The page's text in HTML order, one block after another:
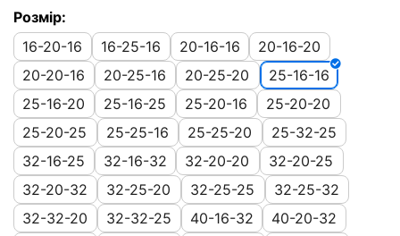
Розмір:
16-20-16
16-25-16 20-16-16
20-16-20
20-20-16
20-25-16 20-25-20
25-16-16
25-16-20
25-16-25 25-20-16
25-20-20
25-20-25
25-25-16 25-25-20
25-32-25
32-16-25
32-16-32 32-20-20
32-20-25
32-20-32
32-25-20 32-25-25
32-25-32
32-32-20
32-32-25 40-16-32
40-20-32